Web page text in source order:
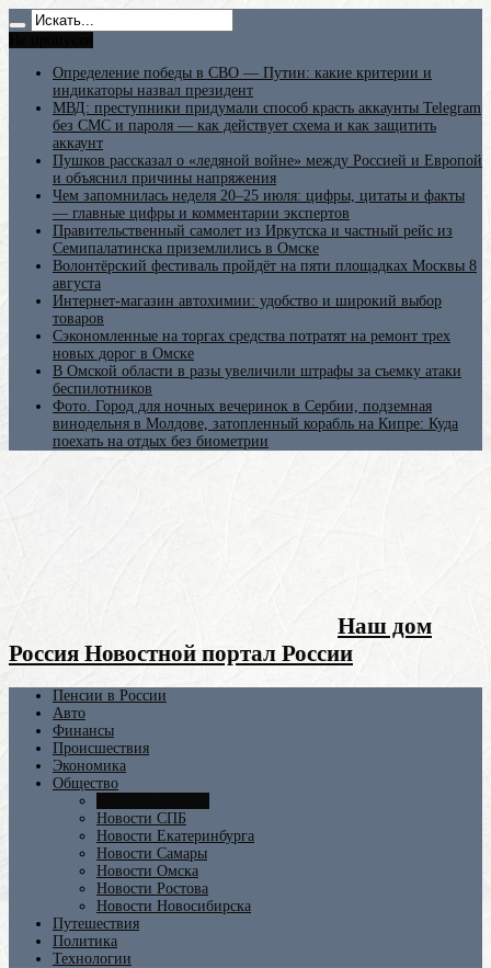
Определение победы в СВО — Путин: какие критерии и
индикаторы назвал президент
МВД: преступники придумали способ красть аккаунты Telegram
без СМС и пароля — как действует схема и как защитить
аккаунт
Пушков рассказал о «ледяной войне» между Россией и Европой
и объяснил причины напряжения
Чем запомнилась неделя 20–25 июля: цифры, цитаты и факты
— главные цифры и комментарии экспертов
Правительственный самолет из Иркутска и частный рейс из
Семипалатинска приземлились в Омске
Волонтёрский фестиваль пройдёт на пяти площадках Москвы 8
августа
Интернет-магазин автохимии: удобство и широкий выбор
товаров
Сэкономленные на торгах средства потратят на ремонт трех
новых дорог в Омске
В Омской области в разы увеличили штрафы за съемку атаки
беспилотников
Фото. Город для ночных вечеринок в Сербии, подземная
винодельня в Молдове, затопленный корабль на Кипре: Куда
поехать на отдых без биометрии
Наш дом
Россия Новостной портал России
Пенсии в России
Авто
Финансы
Происшествия
Экономика
Общество
Новости СПБ
Новости Екатеринбурга
Новости Самары
Новости Омска
Новости Ростова
Новости Новосибирска
Путешествия
Политика
Технологии